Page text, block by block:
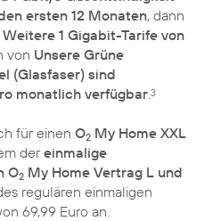
ersten 12 Monaten, dann
Weitere 1 Gigabit-Tarife von
von Unsere Grüne
(Glasfaser) sind
monatlich verfügbar 3
für einen O2 My Home XXL
dereinmalige
O2 My Home Vertrag L und
regulären einmaligen
69,99 Euro an.